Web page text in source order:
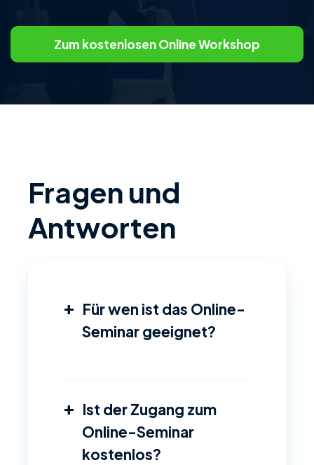
Zum kostenlosen Online Workshop
Fragen und
Antworten
+ Für wen ist das Online-
Seminar geeignet?
+ Ist der Zugang zum
Online-Seminar
kostenlos?